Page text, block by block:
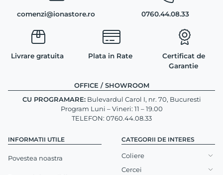
comenzi@ionastore.ro 0760.44.08.33
Livrare gratuita Plata in Rate
Certificat de
Garantie
INFORMATII UTILE
Povestea noastra
OFFICE / SHOWROOM
CU PROGRAMARE:Bulevardul Carol I, nr. 70, Bucuresti
Program Luni – Vineri: 11 – 19.00
TELEFON: 0760.44.08.33
CATEGORII DE INTERES
Coliere
Cercei